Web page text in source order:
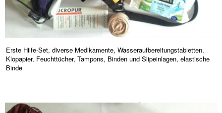
Erste Hilfe-Set, diverse Medikamente, Wasseraufbereitungstabletten,
Klopapier, Feuchttücher, Tampons, Binden und Slipeinlagen, elastische
Binde